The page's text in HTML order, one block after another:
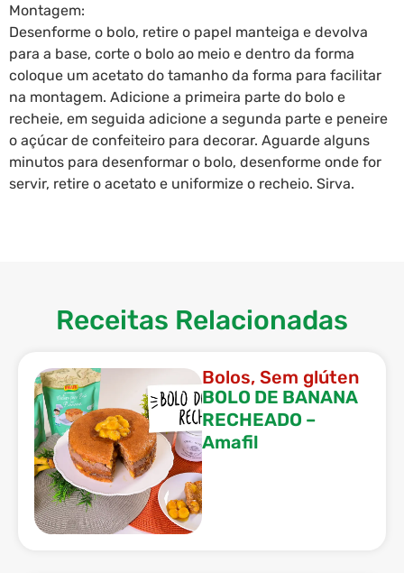
Montagem:
Desenforme o bolo, retire o papel manteiga e devolva
para a base, corte o bolo ao meio e dentro da forma
coloque um acetato do tamanho da forma para facilitar
na montagem. Adicione a primeira parte do bolo e
recheie, em seguida adicione a segunda parte e peneire
o açúcar de confeiteiro para decorar. Aguarde alguns
minutos para desenformar o bolo, desenforme onde for
servir, retire o acetato e uniformize o recheio. Sirva.
Receitas Relacionadas
Bolos, Sem glúten
BOLO DE BANANA
RECHEADO –
Amafil